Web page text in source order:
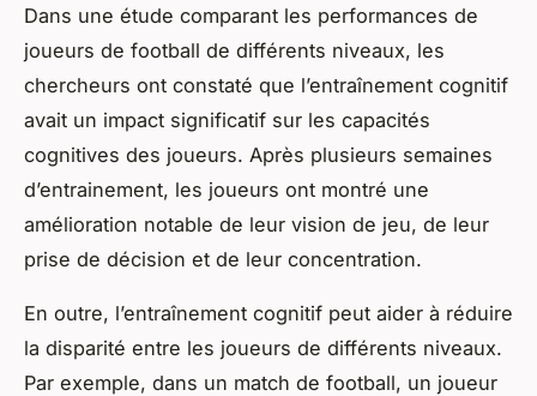
Dans une étude comparant les performances de
joueurs de football de différents niveaux, les
chercheurs ont constaté que l’entraînement cognitif
avait un impact significatif sur les capacités
cognitives des joueurs. Après plusieurs semaines
d’entrainement, les joueurs ont montré une
amélioration notable de leur vision de jeu, de leur
prise de décision et de leur concentration.
En outre, l’entraînement cognitif peut aider à réduire
la disparité entre les joueurs de différents niveaux.
Par exemple, dans un match de football, un joueur